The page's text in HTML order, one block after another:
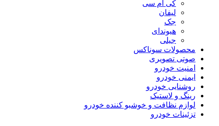
کی ام سی
لیفان
جک
هیوندای
جیلی
محصولات سوناکس
صوتی تصویری
امنیت خودرو
ایمنی خودرو
روشنایی خودرو
رینگ و لاستیک
لوازم نظافت و خوشبو کننده خودرو
تزئینات خودرو